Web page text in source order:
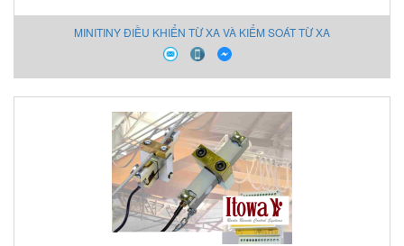
MINITINY ĐIỀU KHIỂN TỪ XA VÀ KIỂM SOÁT TỪ XA